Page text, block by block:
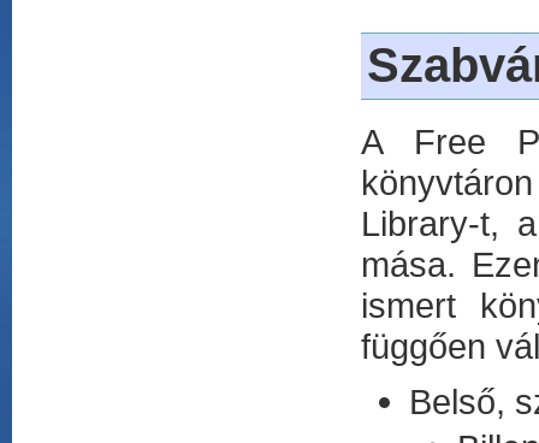
A Free
Library-t,
mása.
ismert
függően
Belső,